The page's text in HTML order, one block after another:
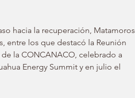
hacia la recuperación, Matamoros
entre los que destacó la Reunión
la CONCANACO, celebrado a
Energy Summit y en julio el